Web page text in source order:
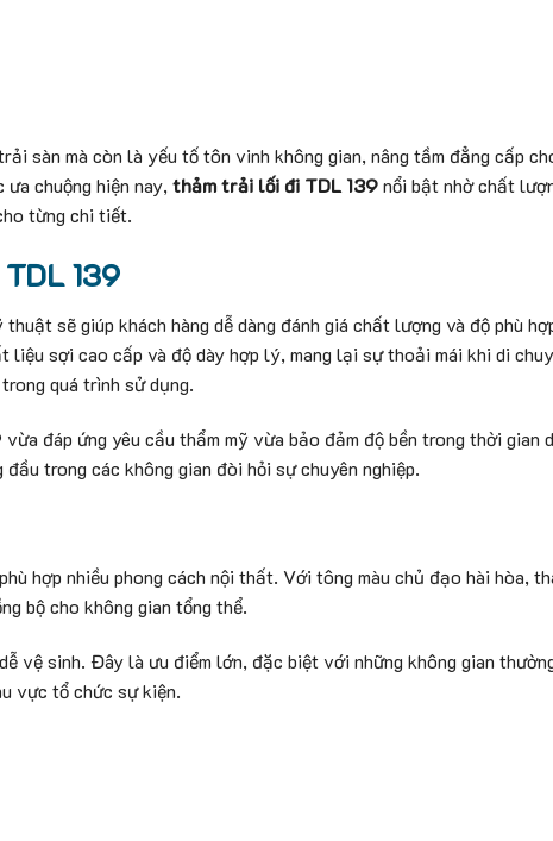
sàn mà còn là yếu tố tôn vinh không gian, nâng tầm đẳng cấp
chuộng hiện nay,thảm trải lối đi TDL 139nổi bật nhờ chất
từng chi tiết.
139
sẽ giúp khách hàng dễ dàng đánh giá chất lượng và độ phù
sợi cao cấp và độ dày hợp lý, mang lại sự thoải mái khi di
quá trình sử dụng.
đáp ứng yêu cầu thẩm mỹ vừa bảo đảm độ bền trong thời gian
trong các không gian đòi hỏi sự chuyên nghiệp.
hợp nhiều phong cách nội thất. Với tông màu chủ đạo hài hòa,
bộ cho không gian tổng thể.
vệ sinh. Đây là ưu điểm lớn, đặc biệt với những không gian
vực tổ chức sự kiện.